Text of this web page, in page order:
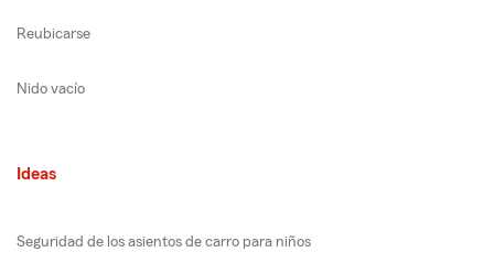
Reubicarse
Nido vacío
Ideas
Seguridad de los asientos de carro para niños